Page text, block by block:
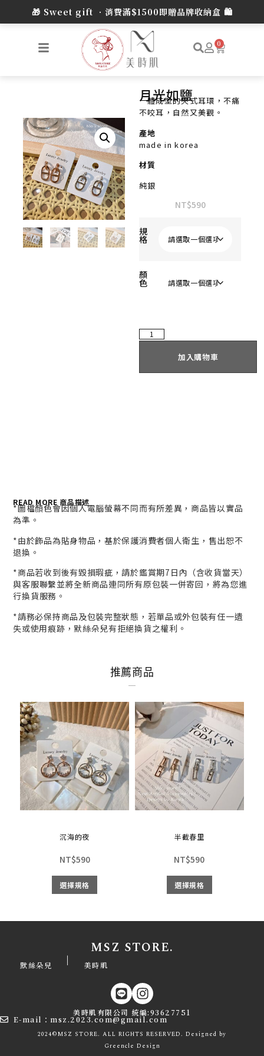
0
月光如鹽
一體成型的夾式耳環，不痛
不咬耳，自然又美觀。
產地
made in korea
材質
純銀
NT$590
規
格
顏
色
加入購物車
READ MORE 商品描述
*圖檔顏色會因個人電腦螢幕不同而有所差異，商品皆以實品
為準。
*由於飾品為貼身物品，基於保護消費者個人衛生， 售出恕不
退換。
*商品若收到後有毀損瑕疵，請於鑑賞期7日內（含收貨當天）
與客服聯繫並將全新商品連同所有原包裝一併寄回，將為您進
行換貨服務。
*請務必保持商品及包裝完整狀態，若單品或外包裝有任一遺
失或使用痕跡，默絲朵兒有拒絕換貨之權利。
推薦商品
沉海的夜
NT$590
選擇規格
半截春里
NT$590
選擇規格
MSZ STORE.
默絲朵兒 | 美時肌
美時肌有限公司 統編:93627751
E-mail：msz.2023.com@gmail.com
2024©MSZ STORE. ALL RIGHTS RESERVED. Designed by
Greencle Design